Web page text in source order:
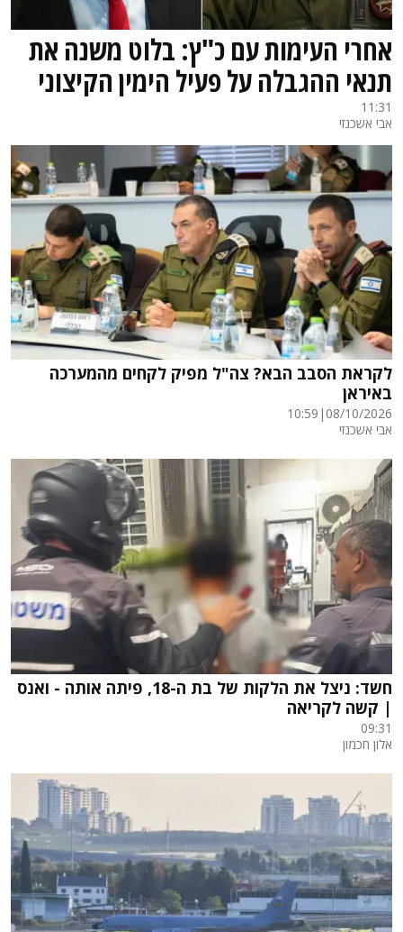
אחרי העימות עם כ"ץ: בלוט משנה את
תנאי ההגבלה על פעיל הימין הקיצוני
11:31
אבי אשכנזי
לקראת הסבב הבא? צה"ל מפיק לקחים מהמערכה
באיראן
08/10/2026
|
10:59
אבי אשכנזי
חשד: ניצל את הלקות של בת ה-18, פיתה אותה - ואנס
| קשה לקריאה
09:31
אלון חכמון